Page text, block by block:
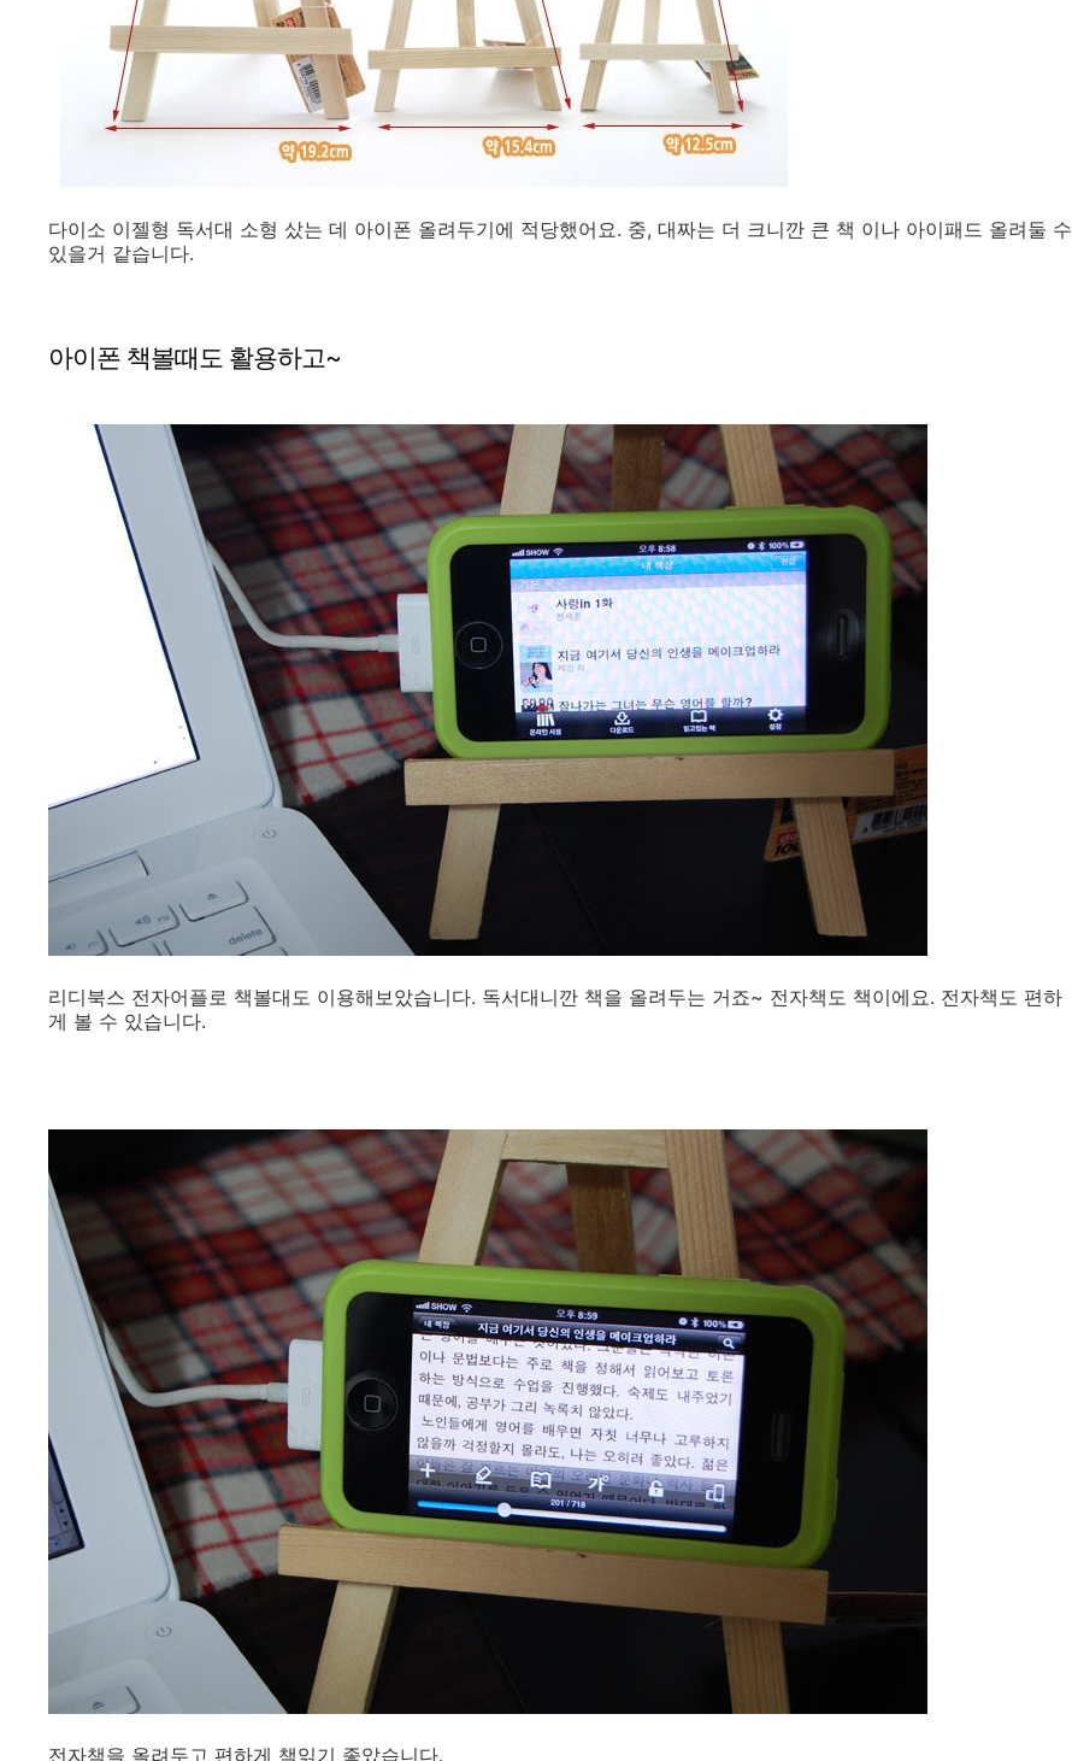
다이소 이젤형 독서대 소형 샀는 데 아이폰 올려두기에 적당했어요. 중, 대짜는 더 크니깐 큰 책 이나 아이패드 올려둘 수
있을거 같습니다.
아이폰 책볼때도 활용하고~
리디북스 전자어플로 책볼대도 이용해보았습니다. 독서대니깐 책을 올려두는 거죠~ 전자책도 책이에요. 전자책도 편하
게 볼 수 있습니다.
전자책을 올려두고 편하게 책읽기 좋았습니다.